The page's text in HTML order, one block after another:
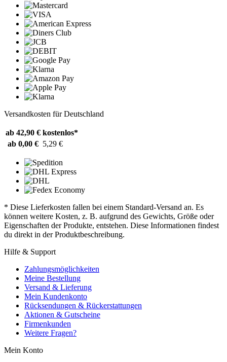
Versandkosten für Deutschland
ab 42,90 € kostenlos*
ab 0,00 € 5,29 €
* Diese Lieferkosten fallen bei einem Standard-Versand an. Es
können weitere Kosten, z. B. aufgrund des Gewichts, Größe oder
Eigenschaften der Produkte, entstehen. Diese Informationen findest
du direkt in der Produktbeschreibung.
Hilfe & Support
Zahlungsmöglichkeiten
Meine Bestellung
Versand & Lieferung
Mein Kundenkonto
Rücksendungen & Rückerstattungen
Aktionen & Gutscheine
Firmenkunden
Weitere Fragen?
Mein Konto